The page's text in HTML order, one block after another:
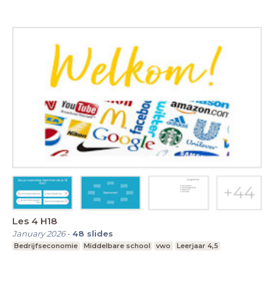
Les 4 H18
January 2026- 48 slides
Bedrijfseconomie Middelbare school vwo Leerjaar 4,5